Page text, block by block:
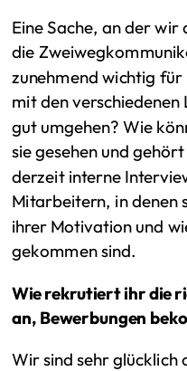
Eine Sache, an der
die
zunehmend wichtig
mit den
gut umgehen? Wie
sie gesehen und
derzeit interne
Mitarbeitern, in denen
ihrer Motivation und
gekommen sind.
Wie rekrutiert ihr die
an, Bewerbungen
Wir sind sehr glücklich